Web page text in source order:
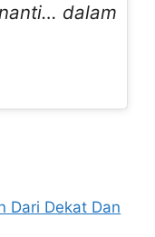
dalam
Dari Dekat Dan